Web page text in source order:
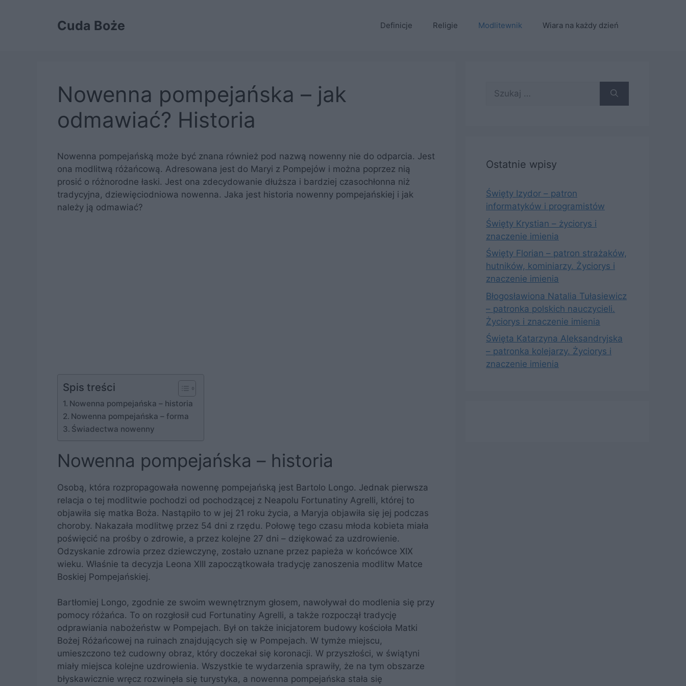
Cuda Boże Definicje Religie Modlitewnik Wiara na każdy dzień
Nowenna pompejańska – jak
odmawiać? Historia
Nowenna pompejańską może być znana również pod nazwą nowenny nie do odparcia. Jest
ona modlitwą różańcową. Adresowana jest do Maryi z Pompejów i można poprzez nią
prosić o różnorodne łaski. Jest ona zdecydowanie dłuższa i bardziej czasochłonna niż
tradycyjna, dziewięciodniowa nowenna. Jaka jest historia nowenny pompejańskiej i jak
należy ją odmawiać?
Spis treści
Nowenna pompejańska – historia
Nowenna pompejańska – forma
Świadectwa nowenny
Nowenna pompejańska – historia
Osobą, która rozpropagowała nowennę pompejańską jest Bartolo Longo. Jednak pierwsza
relacja o tej modlitwie pochodzi od pochodzącej z Neapolu Fortunatiny Agrelli, której to
objawiła się matka Boża. Nastąpiło to w jej 21 roku życia, a Maryja objawiła się jej podczas
choroby. Nakazała modlitwę przez 54 dni z rzędu. Połowę tego czasu młoda kobieta miała
poświęcić na prośby o zdrowie, a przez kolejne 27 dni – dziękować za uzdrowienie.
Odzyskanie zdrowia przez dziewczynę, zostało uznane przez papieża w końcówce XIX
wieku. Właśnie ta decyzja Leona XIII zapoczątkowała tradycję zanoszenia modlitw Matce
Boskiej Pompejańskiej.
Bartłomiej Longo, zgodnie ze swoim wewnętrznym głosem, nawoływał do modlenia się przy
pomocy różańca. To on rozgłosił cud Fortunatiny Agrelli, a także rozpoczął tradycję
odprawiania nabożeństw w Pompejach. Był on także inicjatorem budowy kościoła Matki
Bożej Różańcowej na ruinach znajdujących się w Pompejach. W tymże miejscu,
umieszczono też cudowny obraz, który doczekał się koronacji. W przyszłości, w świątyni
miały miejsca kolejne uzdrowienia. Wszystkie te wydarzenia sprawiły, że na tym obszarze
błyskawicznie wręcz rozwinęła się turystyka, a nowenna pompejańska stała się
Ostatnie wpisy
Święty Izydor – patron
informatyków i programistów
Święty Krystian – życiorys i
znaczenie imienia
Święty Florian – patron strażaków,
hutników, kominiarzy. Życiorys i
znaczenie imienia
Błogosławiona Natalia Tułasiewicz
– patronka polskich nauczycieli.
Życiorys i znaczenie imienia
Święta Katarzyna Aleksandryjska
– patronka kolejarzy. Życiorys i
znaczenie imienia